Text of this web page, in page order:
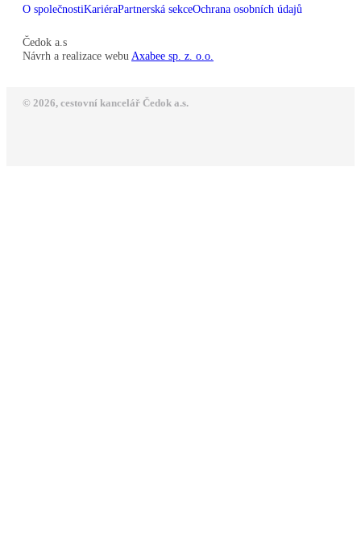
O společnostiKariéraPartnerská sekceOchrana osobních údajů
Čedok a.s
Návrh a realizace webu Axabee sp. z. o.o.
© 2026, cestovní kancelář Čedok a.s.